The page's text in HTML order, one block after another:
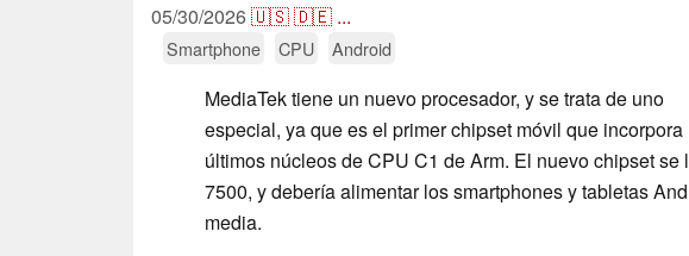
05/30/2026🇺🇸🇩🇪 ...
Smartphone CPU Android
MediaTek tiene un nuevo procesador, y se trata de uno
especial, ya que es el primer chipset móvil que incorpora
últimos núcleos de CPU C1 de Arm. El nuevo chipset
7500, y debería alimentar los smartphones y tabletas
media.